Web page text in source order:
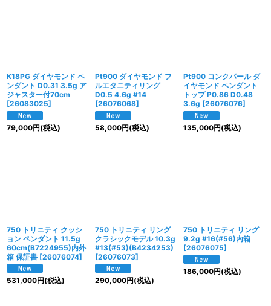
K18PG ダイヤモンド ペ
ンダント D0.31 3.5g ア
ジャスター付70cm
[26083025]
79,000円(税込)
Pt900 ダイヤモンド フ
ルエタニティリング
D0.5 4.6g #14
[26076068]
58,000円(税込)
Pt900 コンクパール ダ
イヤモンド ペンダント
トップ P0.86 D0.48
3.6g [26076076]
135,000円(税込)
750 トリニティ クッシ
ョン ペンダント 11.5g
60cm(B7224955)内外
箱 保証書 [26076074]
531,000円(税込)
750 トリニティ リング
クラシックモデル 10.3g
#13(#53)(B4234253)
[26076073]
290,000円(税込)
750 トリニティ リング
9.2g #16(#56)内箱
[26076075]
186,000円(税込)